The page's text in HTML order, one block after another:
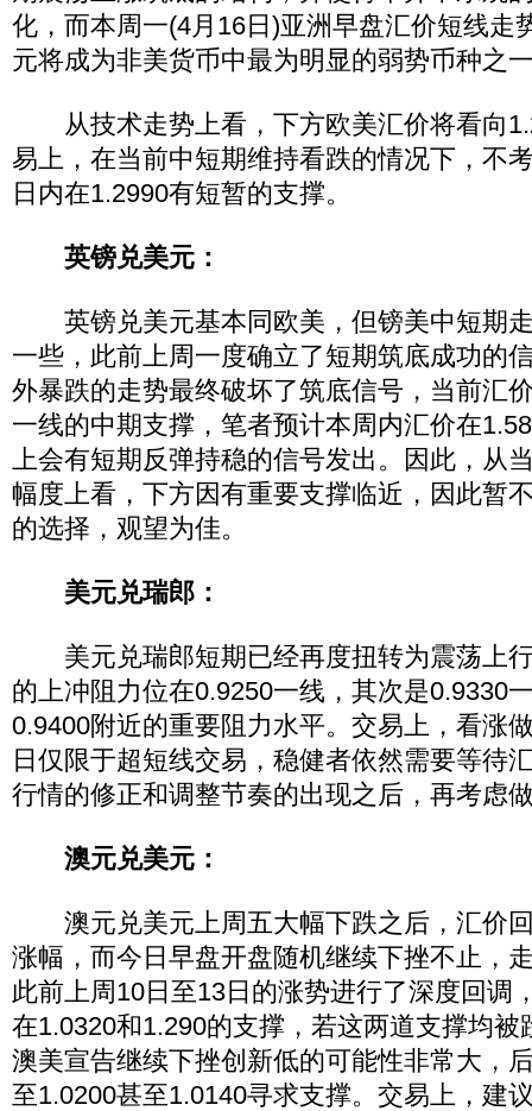
化，而本周一(4月16日)亚洲早盘汇价短线走
元将成为非美货币中最为明显的弱势币种之
从技术走势上看，下方欧美汇价将看向
易上，在当前中短期维持看跌的情况下，不
日内在1.2990有短暂的支撑。
英镑兑美元：
英镑兑美元基本同欧美，但镑美中短期
一些，此前上周一度确立了短期筑底成功的
外暴跌的走势最终破坏了筑底信号，当前汇
一线的中期支撑，笔者预计本周内汇价在
上会有短期反弹持稳的信号发出。因此，从
幅度上看，下方因有重要支撑临近，因此暂
的选择，观望为佳。
美元兑瑞郎：
美元兑瑞郎短期已经再度扭转为震荡上
的上冲阻力位在0.9250一线，其次是0.9330
0.9400附近的重要阻力水平。交易上，看涨
日仅限于超短线交易，稳健者依然需要等待
行情的修正和调整节奏的出现之后，再考虑
澳元兑美元：
澳元兑美元上周五大幅下跌之后，汇价
涨幅，而今日早盘开盘随机继续下挫不止，
此前上周10日至13日的涨势进行了深度回调
在1.0320和1.290的支撑，若这两道支撑均被
澳美宣告继续下挫创新低的可能性非常大，
至1.0200甚至1.0140寻求支撑。交易上，建